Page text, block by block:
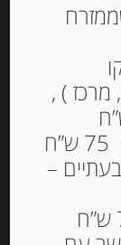
מרכז ) ,
–